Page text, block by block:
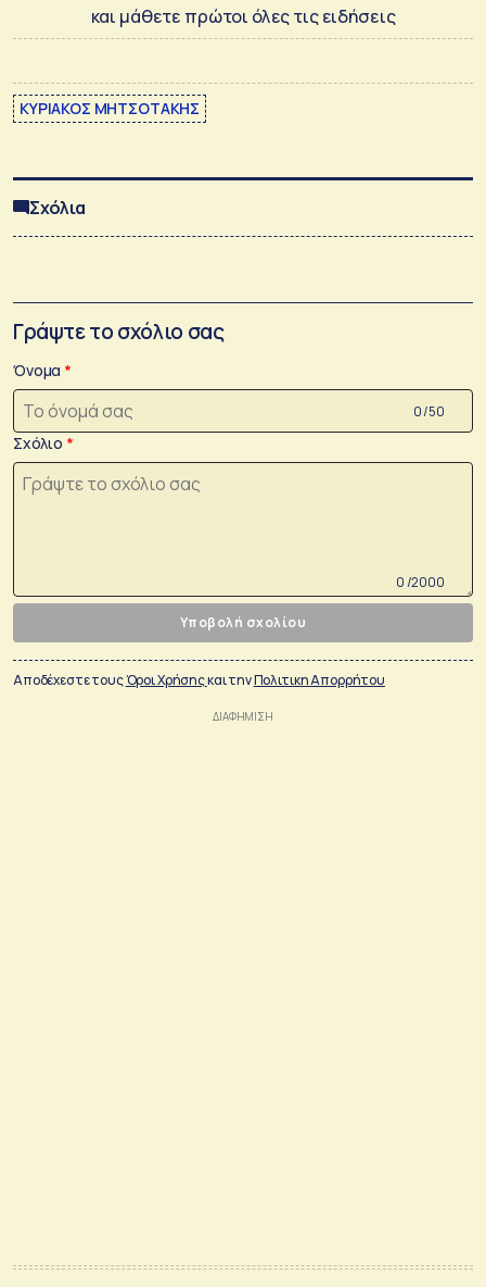
και μάθετε πρώτοι όλες τις ειδήσεις
ΚΥΡΙΑΚΟΣ ΜΗΤΣΟΤΑΚΗΣ
Σχόλια
Γράψτε το σχόλιο σας
Όνομα
0 /50
Σχόλιο
0 /2000
Υποβολή σχολίου
Αποδέχεστε τουςΌροι Χρήσηςκαι τηνΠολιτικη Απορρήτου